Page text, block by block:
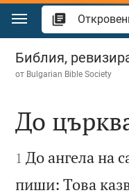
Преминете към
Откровение 3
Библия,
от Bulgarian Bible Society

До

1 До ангела на
пиши: Това